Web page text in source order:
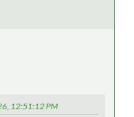
12:51:12 PM